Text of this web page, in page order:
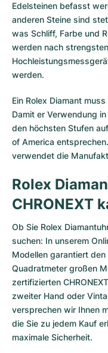
Edelsteinen befasst
anderen Steine sind
was Schliff, Farbe und
werden nach
werden.
Ein Rolex Diamant
Damit er Verwendung
den höchsten Stufen
of America
verwendet die
Rolex
CHRONEXT
Ob Sie Rolex
suchen: In unserem
Modellen garantiert
Quadratmeter großen
zertifizierten
zweiter Hand oder
versprechen wir Ihnen
die Sie zu jedem Kauf
maximale Sicherheit.